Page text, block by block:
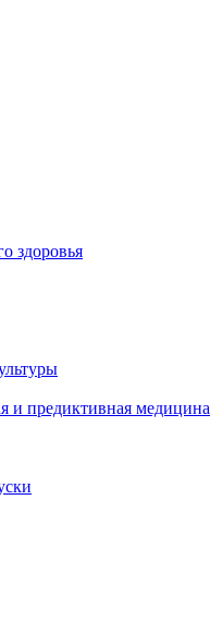
здоровья
и предиктивная медицина